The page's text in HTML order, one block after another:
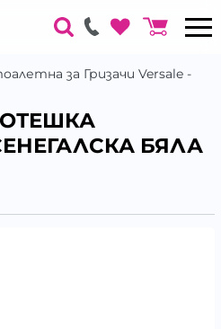
за Гризачи Versale -
БЯЛА